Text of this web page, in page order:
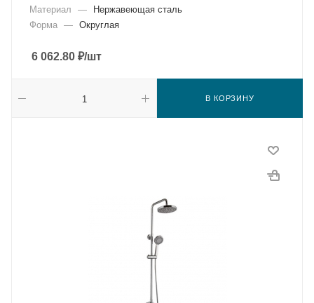
Материал
—
Нержавеющая сталь
Форма — Округлая
6 062.80 ₽/шт
В КОРЗИНУ